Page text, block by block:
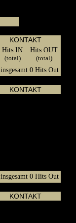
KONTAKT
Hits IN
(total)
Hits OUT
(total)
insgesamt 0 Hits Out
KONTAKT
insgesamt 0 Hits Out
KONTAKT